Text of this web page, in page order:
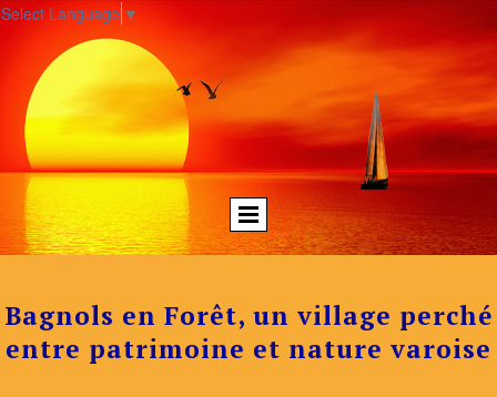
Select Language ▼
Bagnols en Forêt, un village perché
entre patrimoine et nature varoise